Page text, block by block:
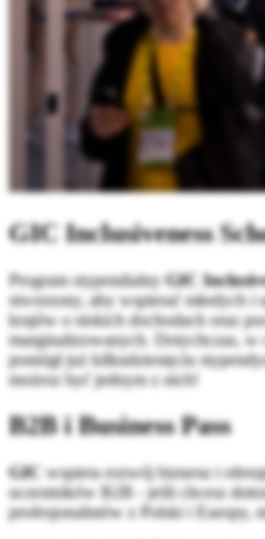
GIC Inclusiveness
Program stypendialnyGIC
stworzony, aby wspierać młodych
krajów o niskich dochodach oraz
marginalizowanych. Dotychczas, w
pomógł już kilkudziesięciu
możesz być jednym z nich!
B2B i Business Pass
GIC
wspiera rozwój biznesu i
uczestników B2B - jeśli chcesz
profesjonalistów z Polski i Europy,